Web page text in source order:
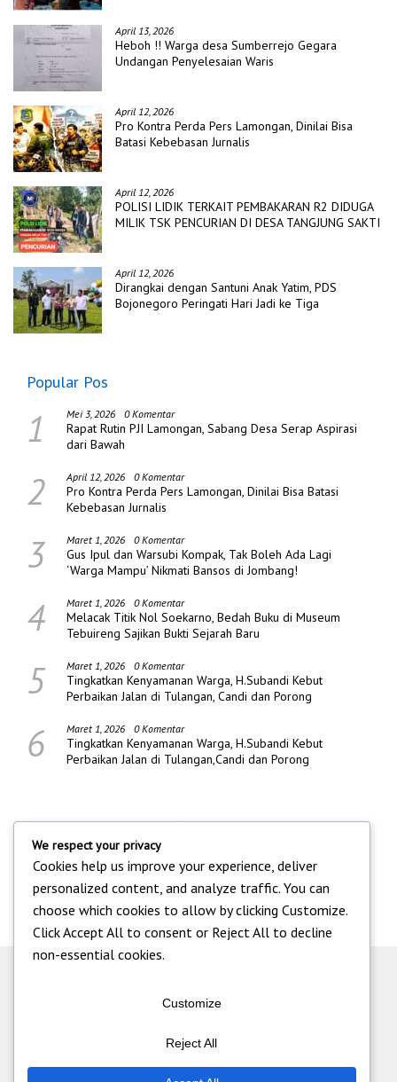
April 13, 2026
Heboh !! Warga desa Sumberrejo Gegara
Undangan Penyelesaian Waris
April 12, 2026
Pro Kontra Perda Pers Lamongan, Dinilai Bisa
Batasi Kebebasan Jurnalis
April 12, 2026
POLISI LIDIK TERKAIT PEMBAKARAN R2 DIDUGA
MILIK TSK PENCURIAN DI DESA TANGJUNG SAKTI
April 12, 2026
Dirangkai dengan Santuni Anak Yatim, PDS
Bojonegoro Peringati Hari Jadi ke Tiga
Popular Pos
1 Mei 3, 2026 0 Komentar
Rapat Rutin PJI Lamongan, Sabang Desa Serap Aspirasi
dari Bawah
2 April 12, 2026 0 Komentar
Pro Kontra Perda Pers Lamongan, Dinilai Bisa Batasi
Kebebasan Jurnalis
3 Maret 1, 2026 0 Komentar
Gus Ipul dan Warsubi Kompak, Tak Boleh Ada Lagi
‘Warga Mampu’ Nikmati Bansos di Jombang!
4 Maret 1, 2026 0 Komentar
Melacak Titik Nol Soekarno, Bedah Buku di Museum
Tebuireng Sajikan Bukti Sejarah Baru
5 Maret 1, 2026 0 Komentar
Tingkatkan Kenyamanan Warga, H.Subandi Kebut
Perbaikan Jalan di Tulangan, Candi dan Porong
6 Maret 1, 2026 0 Komentar
Tingkatkan Kenyamanan Warga, H.Subandi Kebut
Perbaikan Jalan di Tulangan,Candi dan Porong
We respect your privacy
Cookies help us improve your experience, deliver
personalized content, and analyze traffic. You can
choose which cookies to allow by clicking Customize.
ClickAccept All to consent or Reject All to decline
non-essential cookies.
Customize
Reject All